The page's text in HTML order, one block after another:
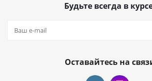
Будьте всегда в
Оставайтесь на